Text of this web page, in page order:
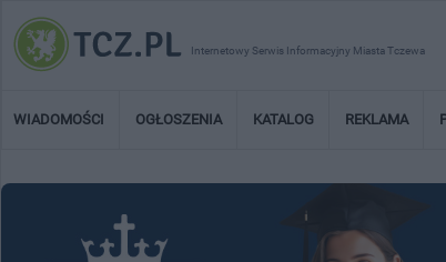
Internetowy Serwis Informacyjny Miasta Tczewa
WIADOMOŚCI OGŁOSZENIA KATALOG REKLAMA